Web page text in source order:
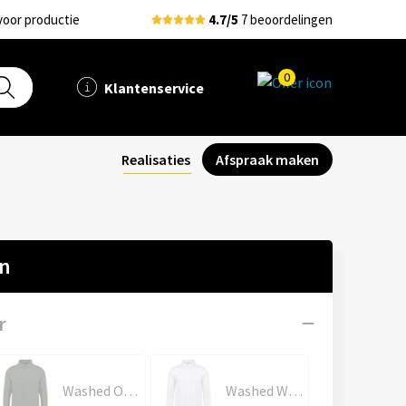
productie 4.7/5 7 beoordelingen
Klantenservice
0
Realisaties Afspraak maken
Washed Organic Khaki Washed White